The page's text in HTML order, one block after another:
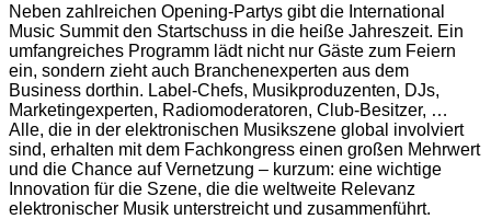
Neben zahlreichen Opening-Partys gibt die International
Music Summit den Startschuss in die heiße Jahreszeit. Ein
umfangreiches Programm lädt nicht nur Gäste zum Feiern
ein, sondern zieht auch Branchenexperten aus dem
Business dorthin. Label-Chefs, Musikproduzenten, DJs,
Marketingexperten, Radiomoderatoren, Club-Besitzer, …
Alle, die in der elektronischen Musikszene global involviert
sind, erhalten mit dem Fachkongress einen großen Mehrwert
und die Chance auf Vernetzung – kurzum: eine wichtige
Innovation für die Szene, die die weltweite Relevanz
elektronischer Musik unterstreicht und zusammenführt.